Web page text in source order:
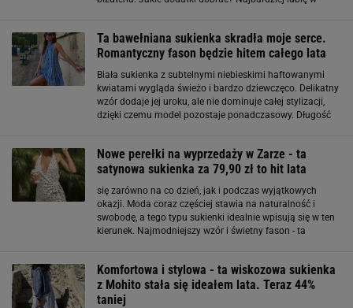
Ta bawełniana sukienka skradła moje serce.
Romantyczny fason będzie hitem całego lata
Biała sukienka z subtelnymi niebieskimi haftowanymi
kwiatami wygląda świeżo i bardzo dziewczęco. Delikatny
wzór dodaje jej uroku, ale nie dominuje całej stylizacji,
dzięki czemu model pozostaje ponadczasowy. Długość
Nowe perełki na wyprzedaży w Zarze - ta
satynowa sukienka za 79,90 zł to hit lata
się zarówno na co dzień, jak i podczas wyjątkowych
okazji. Moda coraz częściej stawia na naturalność i
swobodę, a tego typu sukienki idealnie wpisują się w ten
kierunek. Najmodniejszy wzór i świetny fason - ta
Komfortowa i stylowa - ta wiskozowa sukienka
z Mohito stała się ideałem lata. Teraz 44%
taniej